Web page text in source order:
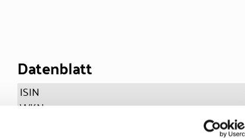
Datenblatt
ISIN
WKN